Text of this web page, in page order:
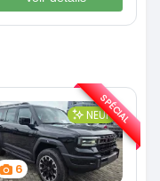
6
NEUFSPÉCIAL